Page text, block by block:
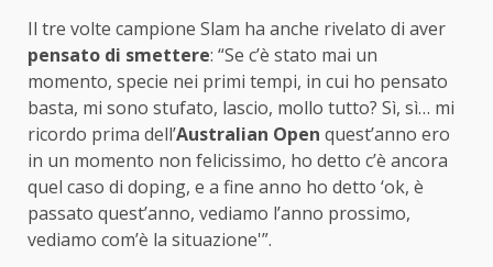
Il tre volte campione Slam ha anche rivelato di aver
pensato di smettere: “Se c’è stato mai un
momento, specie nei primi tempi, in cui ho pensato
basta, mi sono stufato, lascio, mollo tutto? Sì, sì… mi
ricordo prima dell’Australian Open quest’anno ero
in un momento non felicissimo, ho detto c’è ancora
quel caso di doping, e a fine anno ho detto ‘ok, è
passato quest’anno, vediamo l’anno prossimo,
vediamo com’è la situazione'”.